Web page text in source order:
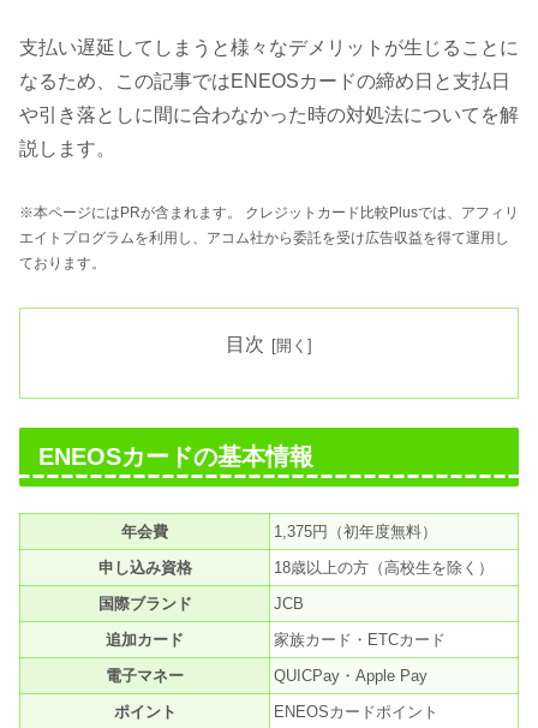
支払い遅延してしまうと様々なデメリットが生じることに
なるため、この記事ではENEOSカードの締め日と支払日
や引き落としに間に合わなかった時の対処法についてを解
説します。
※本ページにはPRが含まれます。 クレジットカード比較Plusでは、アフィリ
エイトプログラムを利用し、アコム社から委託を受け広告収益を得て運用し
ております。
目次
ENEOSカードの基本情報
年会費
1,375円（初年度無料）
申し込み資格
18歳以上の方（高校生を除く）
国際ブランド
JCB
追加カード
家族カード・ETCカード
電子マネー
QUICPay・Apple Pay
ポイント
ENEOSカードポイント